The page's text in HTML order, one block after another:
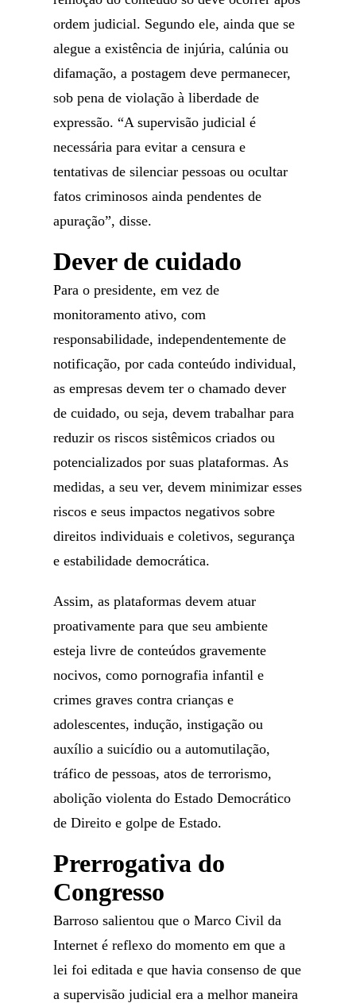
ordem judicial. Segundo ele, ainda que se
alegue a existência de injúria, calúnia ou
difamação, a postagem deve permanecer,
sob pena de violação à liberdade de
expressão. “A supervisão judicial é
necessária para evitar a censura e
tentativas de silenciar pessoas ou ocultar
fatos criminosos ainda pendentes de
apuração”, disse.
Dever de cuidado
Para o presidente, em vez de
monitoramento ativo, com
responsabilidade, independentemente de
notificação, por cada conteúdo individual,
as empresas devem ter o chamado dever
de cuidado, ou seja, devem trabalhar para
reduzir os riscos sistêmicos criados ou
potencializados por suas plataformas. As
medidas, a seu ver, devem minimizar esses
riscos e seus impactos negativos sobre
direitos individuais e coletivos, segurança
e estabilidade democrática.
Assim, as plataformas devem atuar
proativamente para que seu ambiente
esteja livre de conteúdos gravemente
nocivos, como pornografia infantil e
crimes graves contra crianças e
adolescentes, indução, instigação ou
auxílio a suicídio ou a automutilação,
tráfico de pessoas, atos de terrorismo,
abolição violenta do Estado Democrático
de Direito e golpe de Estado.
Prerrogativa do
Congresso
Barroso salientou que o Marco Civil da
Internet é reflexo do momento em que a
lei foi editada e que havia consenso de que
a supervisão judicial era a melhor maneira